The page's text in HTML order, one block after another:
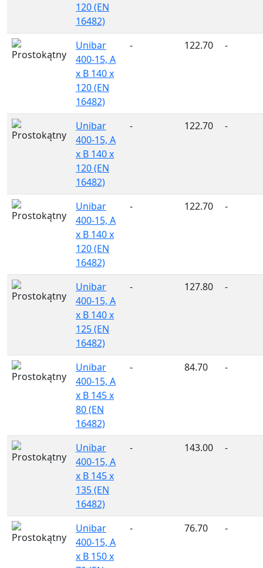
120 (EN
16482)
Unibar
400-15, A
x B 140 x
120 (EN
16482)
- 122.70 -
Unibar
400-15, A
x B 140 x
120 (EN
16482)
- 122.70 -
Unibar
400-15, A
x B 140 x
120 (EN
16482)
- 122.70 -
Unibar
400-15, A
x B 140 x
125 (EN
16482)
- 127.80 -
Unibar
400-15, A
x B 145 x
80 (EN
16482)
- 84.70 -
Unibar
400-15, A
x B 145 x
135 (EN
16482)
- 143.00 -
Unibar
400-15, A
x B 150 x
- 76.70 -